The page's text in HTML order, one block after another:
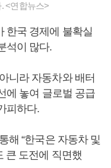
<연합뉴스>
한국 경제에 불확실
석이 많다.
니라 자동차와 배터
에 놓여 글로벌 공급
피하다.
해 “한국은 자동차 및
큰 도전에 직면했